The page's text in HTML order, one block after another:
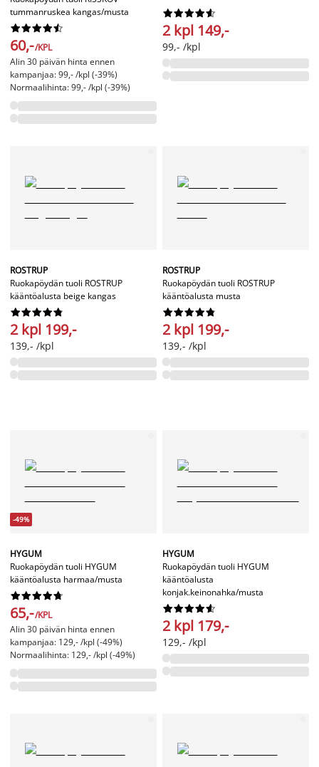
tummanruskea kangas/musta






60,-/KPL
Alin 30 päivän hinta ennen
kampanjaa: 99,- /kpl (-39%)
Normaalihinta: 99,- /kpl (-39%)






2 kpl 149,-
99,- /kpl
ROSTRUP
Ruokapöydän tuoli ROSTRUP
kääntöalusta beige kangas






2 kpl 199,-
139,- /kpl
ROSTRUP
Ruokapöydän tuoli ROSTRUP
kääntöalusta musta






2 kpl 199,-
139,- /kpl
-49%
HYGUM
Ruokapöydän tuoli HYGUM
kääntöalusta harmaa/musta






65,-/KPL
Alin 30 päivän hinta ennen
kampanjaa: 129,- /kpl (-49%)
Normaalihinta: 129,- /kpl (-49%)
HYGUM
Ruokapöydän tuoli HYGUM
kääntöalusta
konjak.keinonahka/musta






2 kpl 179,-
129,- /kpl